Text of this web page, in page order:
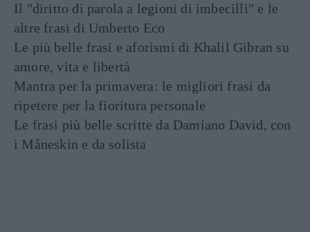
Il "diritto di parola a legioni di imbecilli" e le
altre frasi di Umberto Eco
Le più belle frasi e aforismi di Khalil Gibran su
amore, vita e libertà
Mantra per la primavera: le migliori frasi da
ripetere per la fioritura personale
Le frasi più belle scritte da Damiano David, con
i Måneskin e da solista